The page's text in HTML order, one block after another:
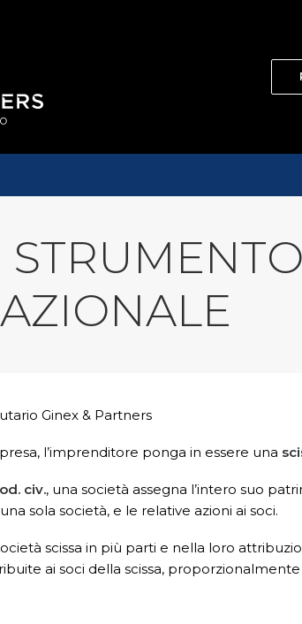
Ginex & Partners
l’imprenditore ponga in essere una
civ., una società assegna l’intero suo
sola società, e le relative azioni ai soci.
scissa in più parti e nella loro
ai soci della scissa,